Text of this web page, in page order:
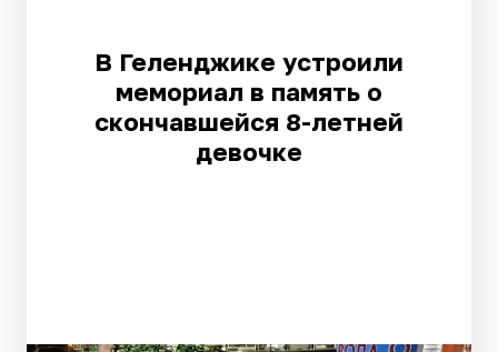
В Геленджике устроили
мемориал в память о
скончавшейся 8-летней
девочке